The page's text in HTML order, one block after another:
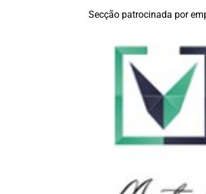
Secção patrocinada por